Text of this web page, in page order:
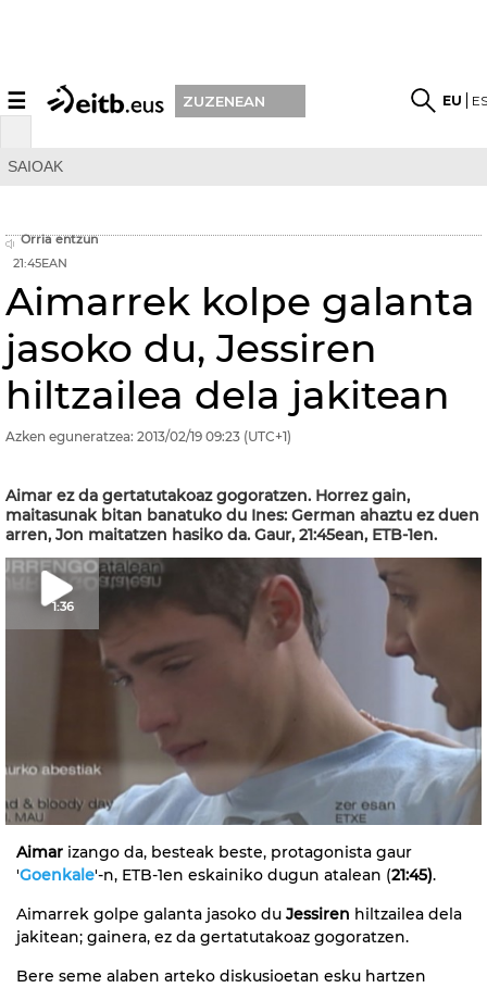
☰ ZUZENEAN EU
SAIOAK
Orria entzun
21:45EAN
Aimarrek kolpe galanta
jasoko du, Jessiren
hiltzailea dela jakitean
Azken eguneratzea: 2013/02/19 09:23 (UTC+1)
Aimar ez da gertatutakoaz gogoratzen. Horrez gain,
maitasunak bitan banatuko du Ines: German ahaztu ez duen
arren, Jon maitatzen hasiko da. Gaur, 21:45ean, ETB-1en.
1:36
Aimar izango da, besteak beste, protagonista gaur
'Goenkale'-n, ETB-1en eskainiko dugun atalean (21:45).
Aimarrek golpe galanta jasoko du Jessiren hiltzailea dela
jakitean; gainera, ez da gertatutakoaz gogoratzen.
Bere seme alaben arteko diskusioetan esku hartzen